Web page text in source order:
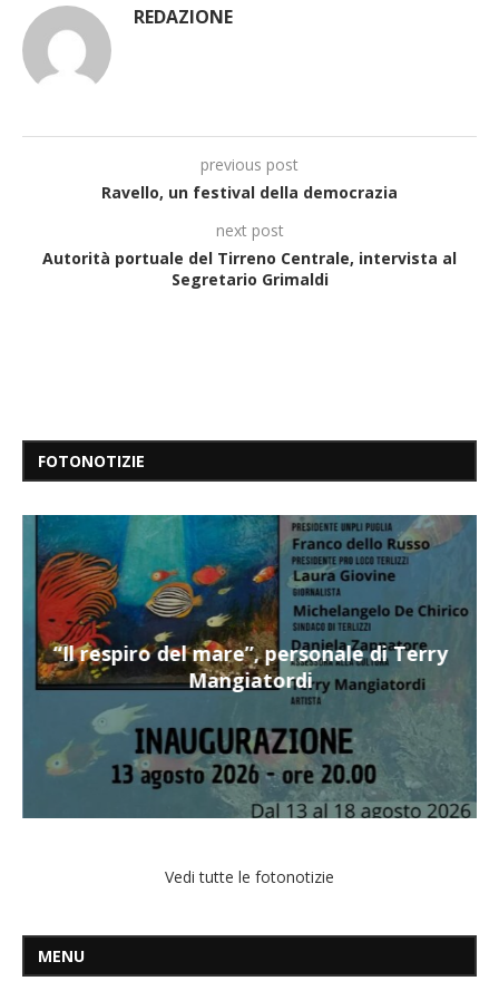
REDAZIONE
previous post
Ravello, un festival della democrazia
next post
Autorità portuale del Tirreno Centrale, intervista al
Segretario Grimaldi
FOTONOTIZIE
“Il respiro del mare”, personale di Terry
Mangiatordi
Vedi tutte le fotonotizie
MENU